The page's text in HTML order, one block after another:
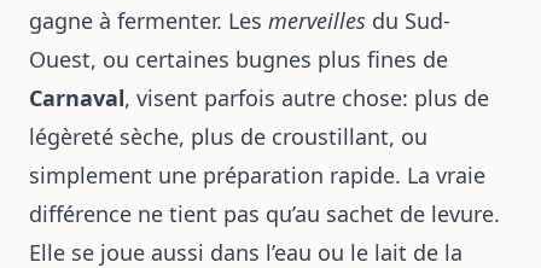
gagne à fermenter. Les merveilles du Sud-
Ouest, ou certaines bugnes plus fines de
Carnaval, visent parfois autre chose: plus de
légèreté sèche, plus de croustillant, ou
simplement une préparation rapide. La vraie
différence ne tient pas qu’au sachet de levure.
Elle se joue aussi dans l’eau ou le lait de la